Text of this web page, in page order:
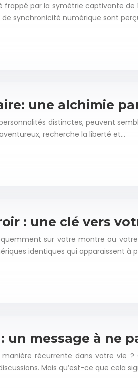
par la symétrie captivante de
synchronicité numérique sont
une alchimie
distinctes, peuvent
recherche la liberté et…
: une clé vers
sur votre montre ou
identiques qui apparaissent à
message à ne
récurrente dans votre vie
Mais qu’est-ce que cela